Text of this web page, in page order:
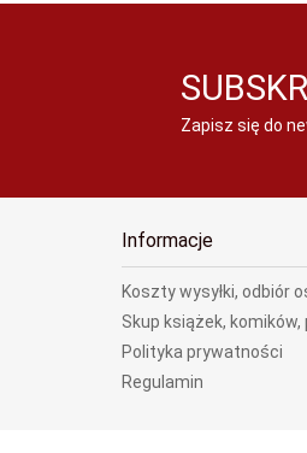
Zapisz się do
Informacje
Koszty wysyłki, odbiór
Skup książek, komików,
Polityka prywatności
Regulamin